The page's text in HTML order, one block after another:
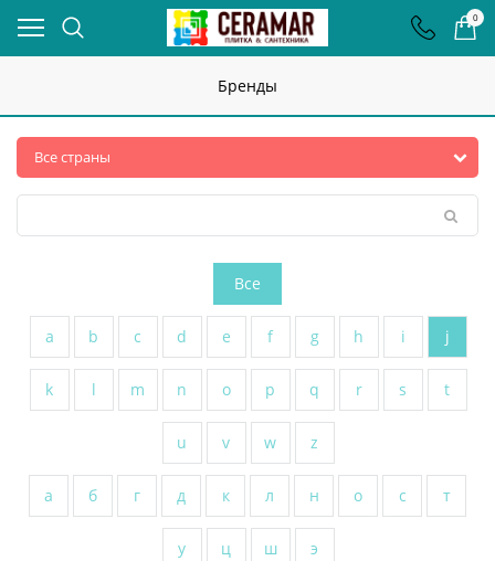
0
Бренды
Все
a b c d e f g h i j
k l m n o p q r s t
u v w z
а б г д к л н о с т
у ц ш э